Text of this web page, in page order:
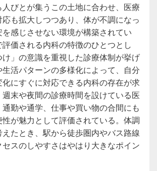
人びとが集うこの土地に合わせ、医療
も拡大しつつあり、体が不調になっ
感じさせない環境が構築されてい
価される内科の特徴のひとつとし
」の意識を重視した診療体制が挙げ
活パターンの多様化によって、自分
にすぐに対応できる内科の存在が求
末や夜間の診療時間を設けている医
勤や通学、仕事や買い物の合間にも
が魅力として評価されている。体調
たとき、駅から徒歩圏内やバス路線
スのしやすさはやはり大きなポイン